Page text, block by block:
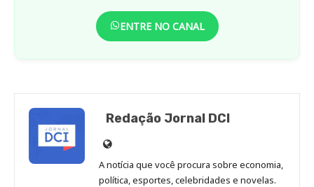
ENTRE NO CANAL
Redação Jornal DCI
Site
de
Redação
A notícia que você procura sobre economia,
política, esportes, celebridades e novelas.